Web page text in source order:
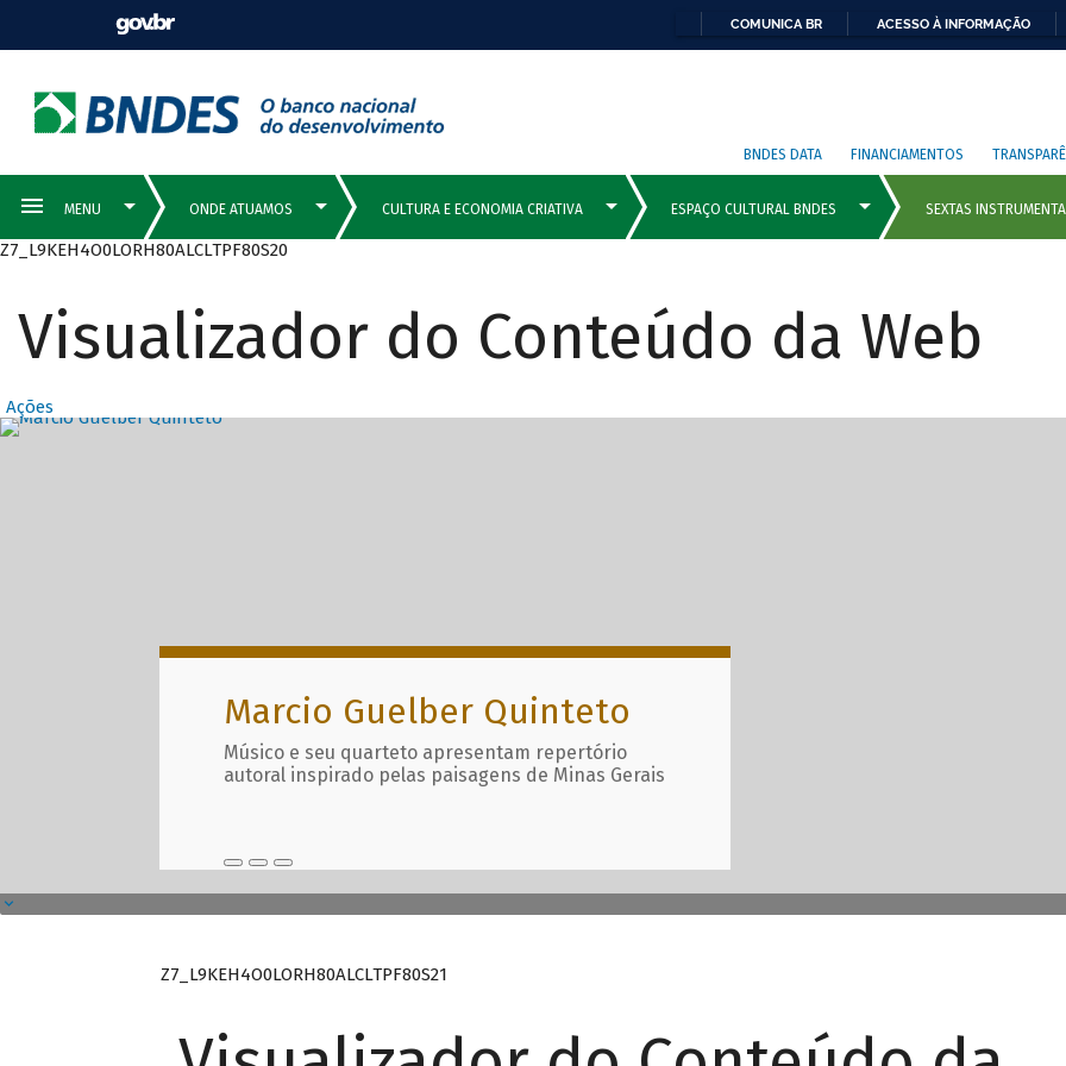
COMUNICA BR ACESSO À INFORMAÇÃO
BNDES DATA FINANCIAMENTOS
Z7_L9KEH4O0LORH80ALCLTPF80S20
Visualizador do Conteúdo da Web
Ações
Destaques Principais com
Marcio Guelber Quinteto
Músico e seu quarteto apresentam repertório
autoral inspirado pelas paisagens de Minas Gerais
Z7_L9KEH4O0LORH80ALCLTPF80S21